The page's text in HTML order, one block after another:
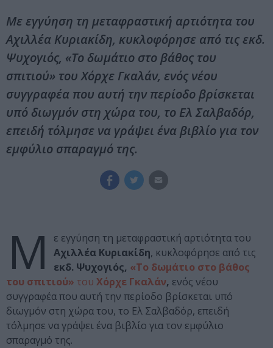
Με εγγύηση τη μεταφραστική αρτιότητα του
Αχιλλέα Κυριακίδη, κυκλοφόρησε από τις εκδ.
Ψυχογιός, «Το δωμάτιο στο βάθος του
σπιτιού» του Χόρχε Γκαλάν, ενός νέου
συγγραφέα που αυτή την περίοδο βρίσκεται
υπό διωγμόν στη χώρα του, το Ελ Σαλβαδόρ,
επειδή τόλμησε να γράψει ένα βιβλίο για τον
εμφύλιο σπαραγμό της.
Μ
ε εγγύηση τη μεταφραστική αρτιότητα του
Αχιλλέα Κυριακίδη, κυκλοφόρησε από τις
εκδ. Ψυχογιός, «Το δωμάτιο στο βάθος
του σπιτιού» του Χόρχε Γκαλάν, ενός νέου
συγγραφέα που αυτή την περίοδο βρίσκεται υπό
διωγμόν στη χώρα του, το Ελ Σαλβαδόρ, επειδή
τόλμησε να γράψει ένα βιβλίο για τον εμφύλιο
σπαραγμό της.